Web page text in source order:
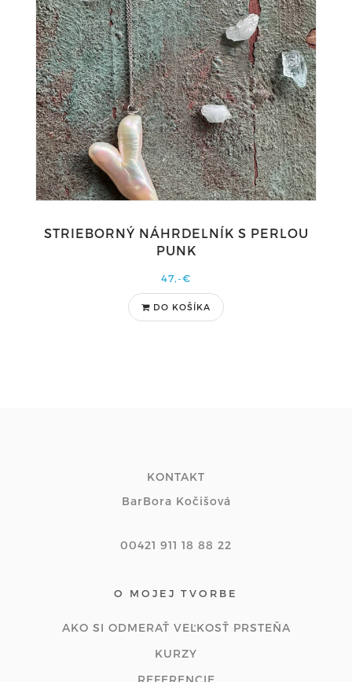
STRIEBORNÝ NÁHRDELNÍK S PERLOU
PUNK
47,-€
DO KOŠÍKA
KONTAKT
BarBora Kočišová
00421 911 18 88 22
O MOJEJ TVORBE
AKO SI ODMERAŤ VEĽKOSŤ PRSTEŇA
KURZY
REFERENCIE